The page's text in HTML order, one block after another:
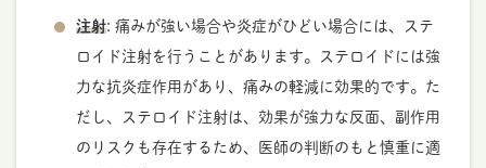
注射: 痛みが強い場合や炎症がひどい場合には、ステ
ロイド注射を行うことがあります。ステロイドには強
力な抗炎症作用があり、痛みの軽減に効果的です。た
だし、ステロイド注射は、効果が強力な反面、副作用
のリスクも存在するため、医師の判断のもと慎重に適